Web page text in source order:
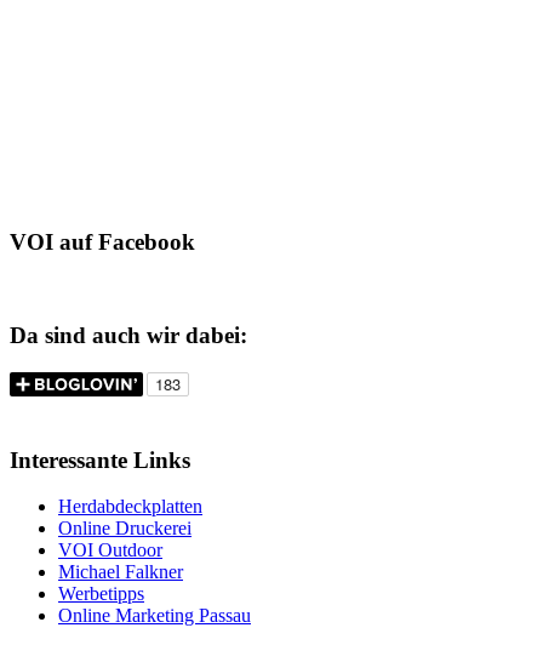
VOI auf Facebook
Da sind auch wir dabei:
Interessante Links
Herdabdeckplatten
Online Druckerei
VOI Outdoor
Michael Falkner
Werbetipps
Online Marketing Passau